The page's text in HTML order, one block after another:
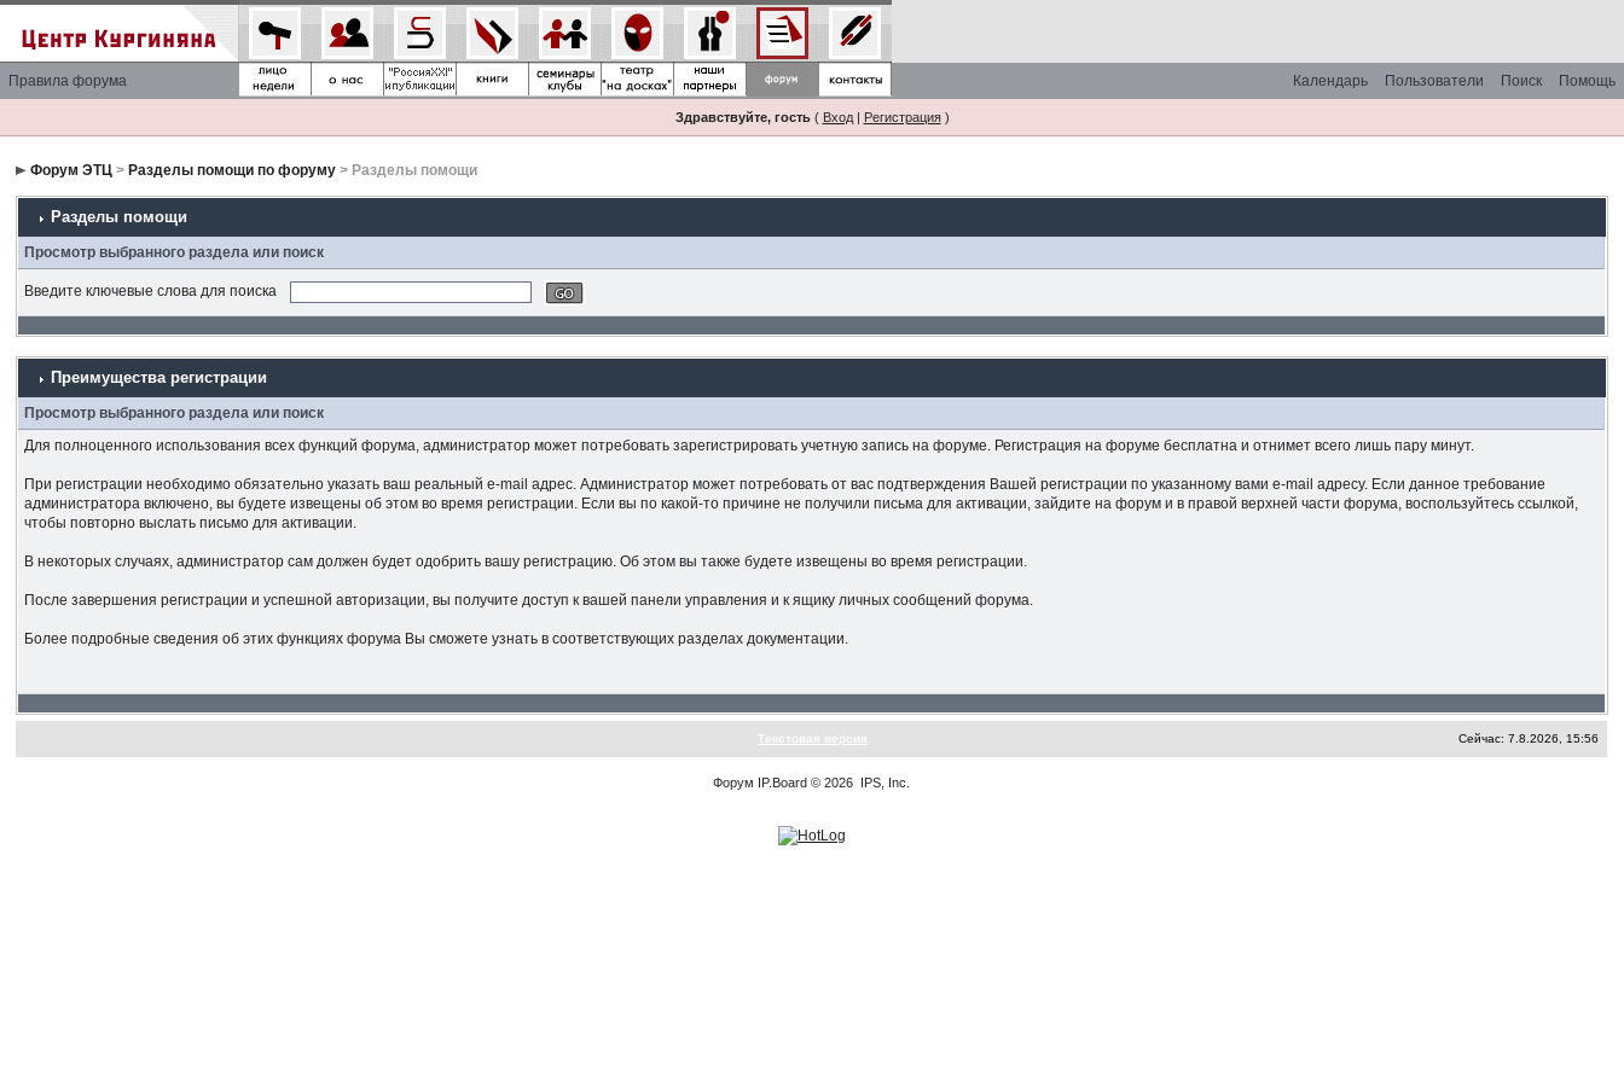
Правила форума Помощь
Поиск
Пользователи
Календарь
Здравствуйте, гость( Вход| Регистрация)
Форум ЭТЦ > Разделы помощи по форуму > Разделы помощи
Разделы помощи
Просмотр выбранного раздела или поиск
Введите ключевые слова для поиска
Преимущества регистрации
Просмотр выбранного раздела или поиск
Для полноценного использования всех функций форума, администратор может потребовать зарегистрировать учетную запись на форуме. Регистрация на форуме бесплатна и отнимет всего лишь пару минут.
При регистрации необходимо обязательно указать ваш реальный e-mail адрес. Администратор может потребовать от вас подтверждения Вашей регистрации по указанному вами e-mail адресу. Если данное требование
администратора включено, вы будете извещены об этом во время регистрации. Если вы по какой-то причине не получили письма для активации, зайдите на форум и в правой верхней части форума, воспользуйтесь ссылкой,
чтобы повторно выслать письмо для активации.
В некоторых случаях, администратор сам должен будет одобрить вашу регистрацию. Об этом вы также будете извещены во время регистрации.
После завершения регистрации и успешной авторизации, вы получите доступ к вашей панели управления и к ящику личных сообщений форума.
Более подробные сведения об этих функциях форума Вы сможете узнать в соответствующих разделах документации.
Текстовая версия Сейчас: 7.8.2026, 15:56
Форум IP.Board © 2026 IPS, Inc